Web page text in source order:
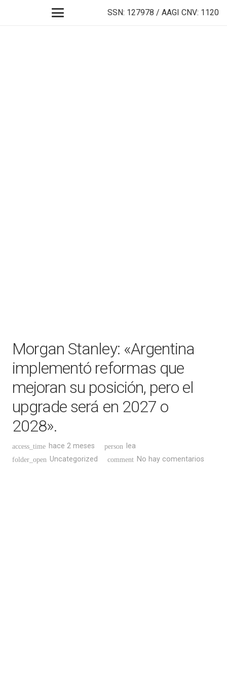
SSN: 127978 / AAGI CNV: 1120
Morgan Stanley: «Argentina
implementó reformas que
mejoran su posición, pero el
upgrade será en 2027 o
2028».
access_time hace 2 meses person lea
folder_open Uncategorized comment No hay comentarios